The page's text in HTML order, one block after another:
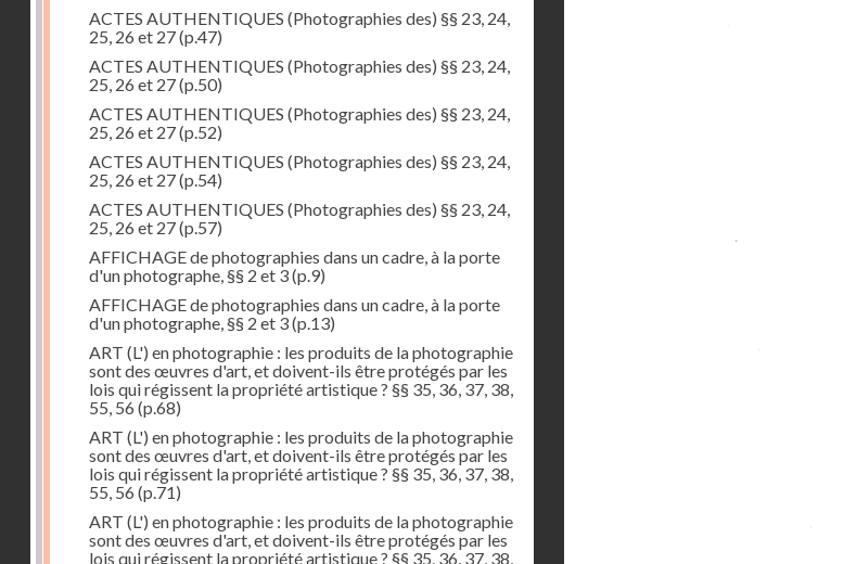
ACTES AUTHENTIQUES (Photographies des) §§ 23, 24,
25, 26 et 27(p.47)
ACTES AUTHENTIQUES (Photographies des) §§ 23, 24,
25, 26 et 27(p.50)
ACTES AUTHENTIQUES (Photographies des) §§ 23, 24,
25, 26 et 27(p.52)
ACTES AUTHENTIQUES (Photographies des) §§ 23, 24,
25, 26 et 27(p.54)
ACTES AUTHENTIQUES (Photographies des) §§ 23, 24,
25, 26 et 27(p.57)
AFFICHAGE de photographies dans un cadre, à la porte
d'un photographe, §§ 2 et 3(p.9)
AFFICHAGE de photographies dans un cadre, à la porte
d'un photographe, §§ 2 et 3(p.13)
ART (L') en photographie : les produits de la photographie
sont des œuvres d'art, et doivent-ils être protégés par les
lois qui régissent la propriété artistique ? §§ 35, 36, 37, 38,
55, 56 (p.68)
ART (L') en photographie : les produits de la photographie
sont des œuvres d'art, et doivent-ils être protégés par les
lois qui régissent la propriété artistique ? §§ 35, 36, 37, 38,
55, 56 (p.71)
ART (L') en photographie : les produits de la photographie
sont des œuvres d'art, et doivent-ils être protégés par les
lois qui régissent la propriété artistique ? §§ 35, 36, 37, 38,